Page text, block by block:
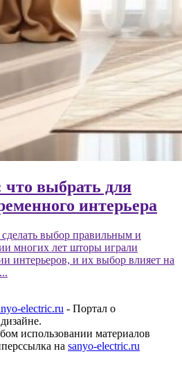
выбрать для
интерьера
выбор правильным и
многих лет шторы играли
интерьеров, и их выбор влияет на
electric.ru - Портал о
использовании материалов
на sanyo-electric.ru